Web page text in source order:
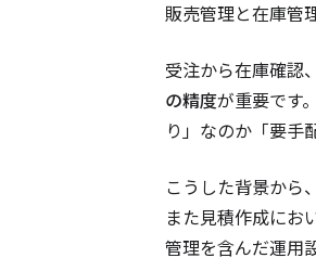
販売管理と在庫管
受注から在庫確認
の精度が重要です
り」なのか「要手
こうした背景から、
また見積作成にお
管理を含んだ運用